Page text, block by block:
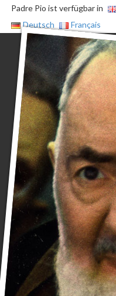
Padre Pio ist verfügbar in
Deutsch
Français